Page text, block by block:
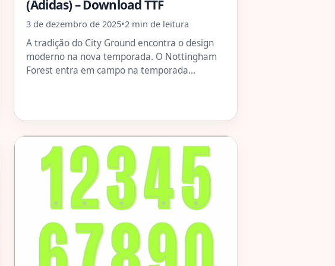
(Adidas) – Download TTF
3 de dezembro de 2025•2 min de leitura
A tradição do City Ground encontra o design
moderno na nova temporada. O Nottingham
Forest entra em campo na temporada…